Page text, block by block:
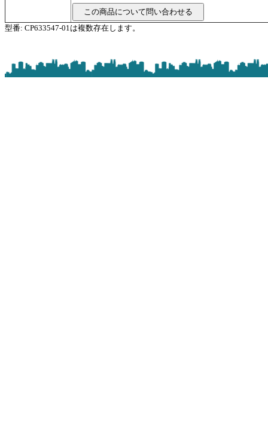
型番: CP633547-01は複数存在します。